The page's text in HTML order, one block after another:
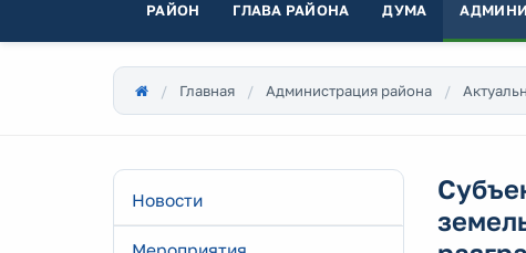
РАЙОН ГЛАВА РАЙОНА ДУМА
Главная Администрация района
Новости